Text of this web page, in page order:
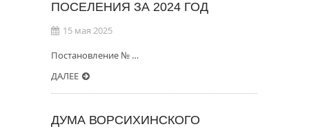
ПОСЕЛЕНИЯ ЗА 2024 ГОД
15 мая 2025
Постановление № …
ДАЛЕЕ
ДУМА ВОРСИХИНСКОГО